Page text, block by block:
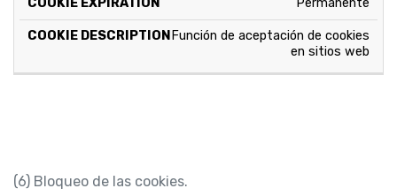
Función de aceptación de cookies
en sitios web
(6) Bloqueo de las cookies.